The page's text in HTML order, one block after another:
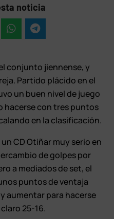
noticia
conjunto jiennense, y
Partido plácido en el
un buen nivel de juego
hacerse con tres puntos
en la clasificación.
CD Otiñar muy serio en
de golpes por
a mediados de set, el
puntos de ventaja
aumentar para hacerse
25-16.